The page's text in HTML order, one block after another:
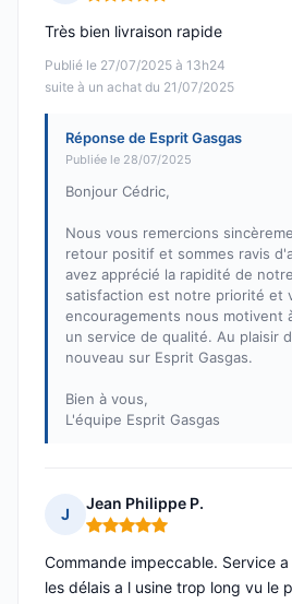
Publié le 27/07/2025 à 13h24
suite à un achat du 21/07/2025
Très bien livraison rapide
Réponse de Esprit Gasgas
Publiée le 28/07/2025
Bonjour Cédric,
Nous vous remercions
retour positif et sommes ravis
avez apprécié la rapidité de
satisfaction est notre priorité et
encouragements nous motivent
un service de qualité. Au plaisir
nouveau sur Esprit Gasgas.
Bien à vous,
L'équipe Esprit Gasgas
J
Jean Philippe P.
Note : 5 sur 5
Commande impeccable. Service
les délais a l usine trop long vu le